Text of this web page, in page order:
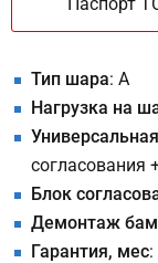
Тип шара: A
Нагрузка на
согласования
Блок
Демонтаж
Гарантия, мес